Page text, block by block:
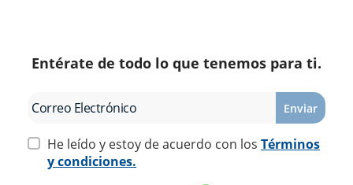
Entérate de todo lo que tenemos para ti.
Enviar
He leído y estoy de acuerdo con los Términos
y condiciones.